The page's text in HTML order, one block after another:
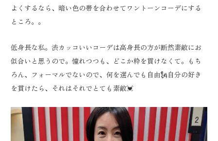
よくするなら、暗い色の帯を合わせてワントーンコーデにする
ところ。。
低身長な私。渋カッコいいコーデは高身長の方が断然素敵にお
似合いと思うので。憧れつつも、どこか粋を貫けなくて。もち
ろん、フォーマルでないので、何を選んでも自由🗽自分の好き
を貫けたら、それはそれでとても素敵💓